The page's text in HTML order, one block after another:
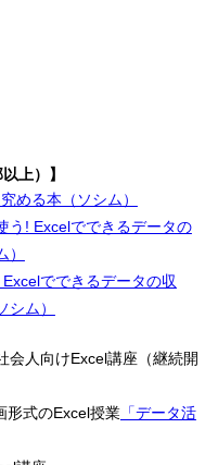
上）】
める本（ソシム）
う! Excelでできるデータの
でできるデータの収
ム）
会人向けExcel講座（継続開
形式のExcel授業「データ活